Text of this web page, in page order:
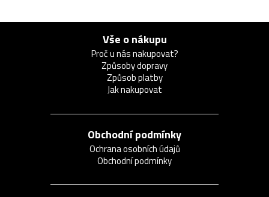
Vše o nákupu
Proč u nás nakupovat?
Způsoby dopravy
Způsob platby
Jak nakupovat
Obchodní podmínky
Ochrana osobních údajů
Obchodní podmínky